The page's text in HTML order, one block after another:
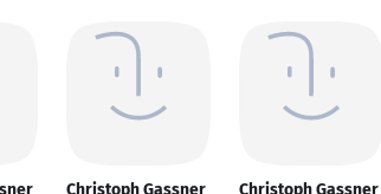
Christoph Gassner Christoph Gassner